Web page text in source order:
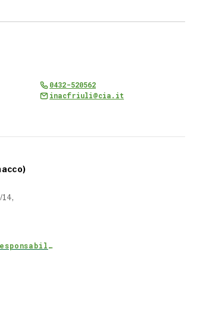
0432-520562
inacfriuli@cia.it
14,
inacudine.responsabile@cia.it